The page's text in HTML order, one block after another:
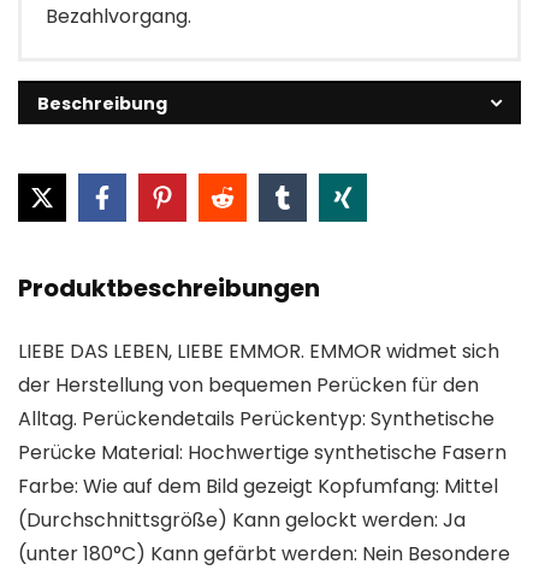
Bezahlvorgang.
Beschreibung
Produktbeschreibungen
LIEBE DAS LEBEN, LIEBE EMMOR. EMMOR widmet sich
der Herstellung von bequemen Perücken für den
Alltag. Perückendetails Perückentyp: Synthetische
Perücke Material: Hochwertige synthetische Fasern
Farbe: Wie auf dem Bild gezeigt Kopfumfang: Mittel
(Durchschnittsgröße) Kann gelockt werden: Ja
(unter 180°C) Kann gefärbt werden: Nein Besondere